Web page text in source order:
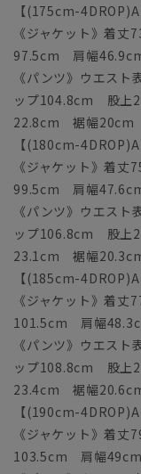
【(175cm-
《ジャケット》着
97.5cm 肩幅
《パンツ》ウエス
ップ104.8cm 股
22.8cm 裾幅20cm
【(180cm-
《ジャケット》着
99.5cm 肩幅
《パンツ》ウエス
ップ106.8cm 股上
23.1cm 裾幅
【(185cm-
《ジャケット》着
101.5cm 肩幅
《パンツ》ウエス
ップ108.8cm 股
23.4cm 裾幅
【(190cm-
《ジャケット》着
103.5cm 肩幅